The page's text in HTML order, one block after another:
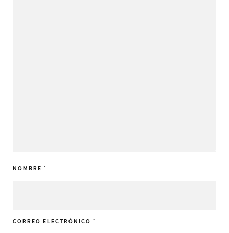
NOMBRE *
CORREO ELECTRÓNICO *